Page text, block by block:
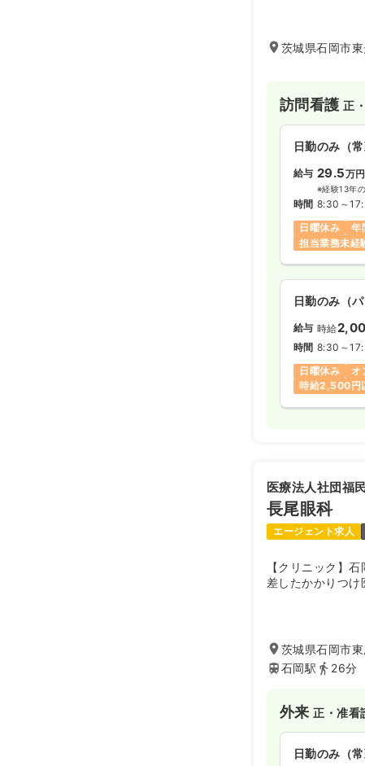
茨城県石岡市
訪問看護正
日勤のみ（常
給与 29.5万円
※経験13年
時間 8:30～
日曜休み
年
担当業務未経
日勤のみ（パ
給与 時給
時間 8:30～
日曜休み
オ
時給2,500円
医療法人社団福
長尾眼科
エージェント求人
【クリニック】
差したかかりつけ
茨城県石岡市
石岡駅
26分
外来正・准看
日勤のみ（常